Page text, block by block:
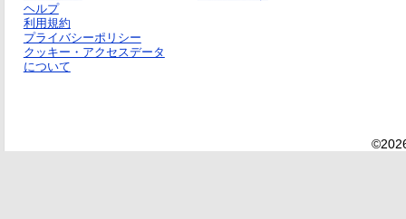
ヘルプ
利用規約
プライバシーポリシー
クッキー・アクセスデータ
について